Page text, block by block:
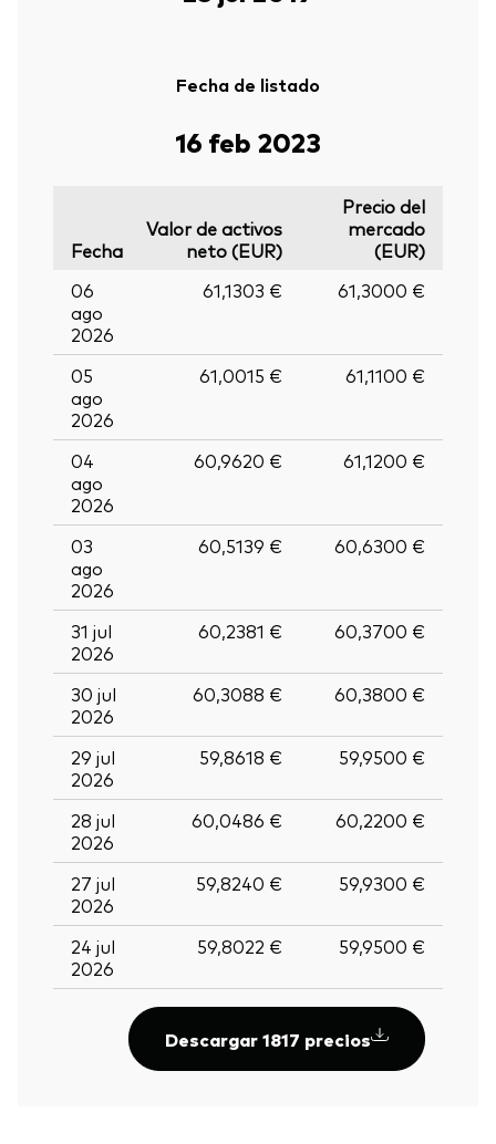
Fecha de listado
16 feb 2023
Fecha
Valor de activos
neto (EUR)
Precio del
mercado
(EUR)
06
ago
2026
61,1303 € 61,3000 €
05
ago
2026
61,0015 € 61,1100 €
04
ago
2026
60,9620 € 61,1200 €
03
ago
2026
60,5139 € 60,6300 €
31 jul
2026
60,2381 € 60,3700 €
30 jul
2026
60,3088 € 60,3800 €
29 jul
2026
59,8618 € 59,9500 €
28 jul
2026
60,0486 € 60,2200 €
27 jul
2026
59,8240 € 59,9300 €
24 jul
2026
59,8022 € 59,9500 €
Descargar 1817 precios